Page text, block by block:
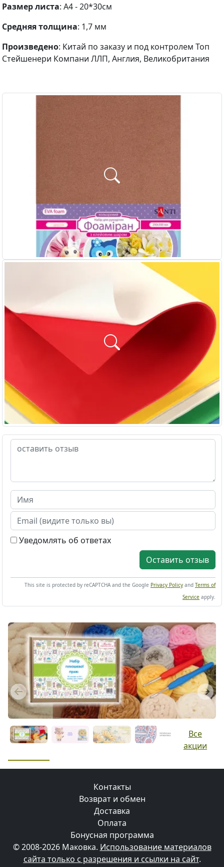
Размер листа: А4 - 20*30см
Средняя толщина: 1,7 мм
Произведено: Китай по заказу и под контролем Топ
Стейшенери Компани ЛЛП, Англия, Великобритания
Уведомлять об ответах
Оставить отзыв
This site is protected by reCAPTCHA and the Google Privacy Policy and Terms of
Service apply.
Previous Next
Все
акции
Контакты
Возврат и обмен
Доставка
Оплата
Бонусная программа
© 2008-2026 Маковка. Использование материалов
сайта только с разрешения и ссылки на сайт.